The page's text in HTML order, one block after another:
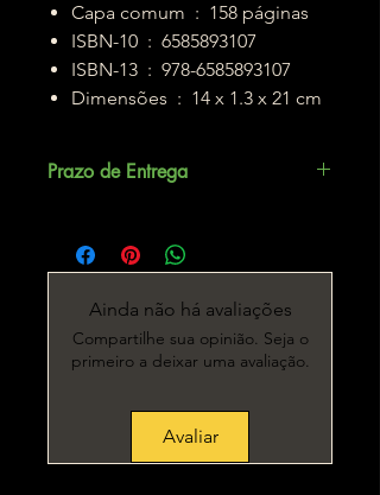
Capa comum ‏ : ‎ 158 páginas
ISBN-10 ‏ : ‎ 6585893107
ISBN-13 ‏ : ‎ 978-6585893107
Dimensões ‏ : ‎ 14 x 1.3 x 21 cm
Prazo de Entrega
Ainda não há avaliações
Compartilhe sua opinião. Seja o
primeiro a deixar uma avaliação.
Avaliar